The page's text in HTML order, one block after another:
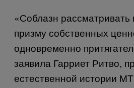
«Соблазн рассматривать
призму собственных
одновременно
заявила Гарриет Ритво,
естественной истории